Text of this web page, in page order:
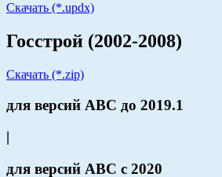
Скачать (*.updx)
Госстрой (2002-2008)
Скачать (*.zip)
для версий АВС до 2019.1
|
для версий АВС с 2020